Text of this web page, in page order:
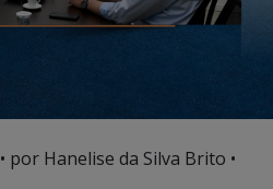
• por Hanelise da Silva Brito •